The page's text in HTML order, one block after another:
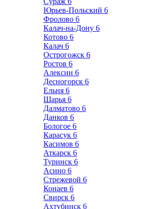
Юрьев-Польский 6
Фролово 6
Калач-на-Дону 6
Котово 6
Калач 6
Острогожск 6
Ростов 6
Алексин 6
Десногорск 6
Ельня 6
Шарья 6
Далматово 6
Данков 6
Бологое 6
Карасук 6
Касимов 6
Аткарск 6
Туринск 6
Асино 6
Стрежевой 6
Конаев 6
Свирск 6
Ахтубинск 6